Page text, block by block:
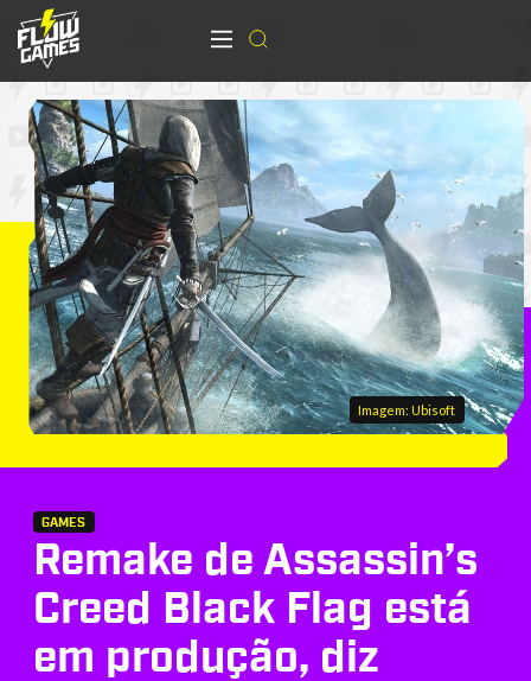
Imagem: Ubisoft
GAMES
Remake de Assassin’s
Creed Black Flag está
em produção, diz